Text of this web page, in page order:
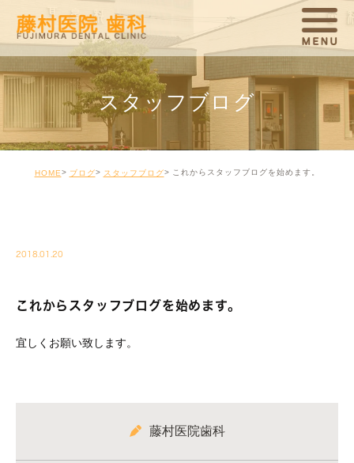
スタッフブログ
HOME ブログ スタッフブログ これからスタッフブログを始めます。
2018.01.20
これからスタッフブログを始めます。
宜しくお願い致します。
藤村医院歯科